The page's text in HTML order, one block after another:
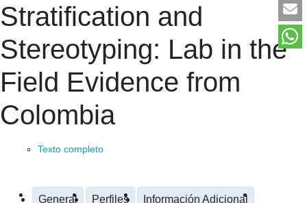
Stratification and
Stereotyping: Lab in the
Field Evidence from
Colombia
Texto completo
General Perfiles Información Adicional